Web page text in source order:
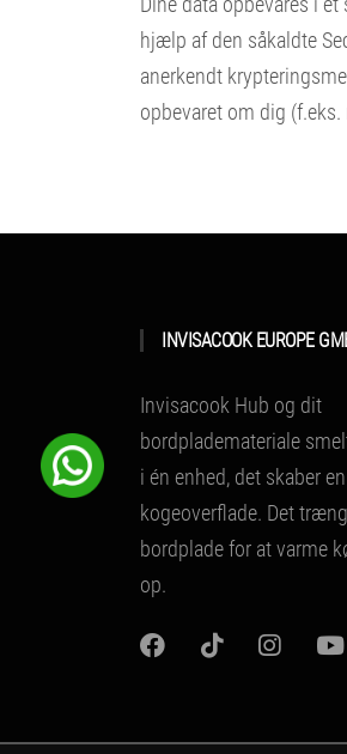
hjælp af den såkaldte
anerkendt
opbevaret om dig (f.eks.
INVISACOOK EUROPE
Invisacook Hub og dit
bordplademateriale
i én enhed, det skaber
kogeoverflade. Det
bordplade for at varme
op.